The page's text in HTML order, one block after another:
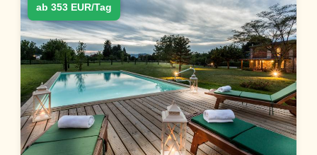
ab 353 EUR/Tag